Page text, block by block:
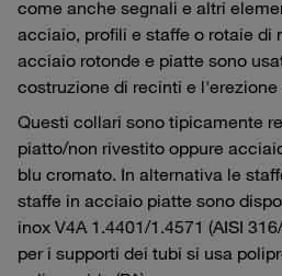
come anche segnali e altri
acciaio, profili e staffe o rotaie di
acciaio rotonde e piatte sono
costruzione di recinti e
Questi collari sono tipicamente
piatto/non rivestito oppure
blu cromato. In alternativa le
staffe in acciaio piatte sono
inox V4A 1.4401/1.4571 (AISI
per i supporti dei tubi si usa